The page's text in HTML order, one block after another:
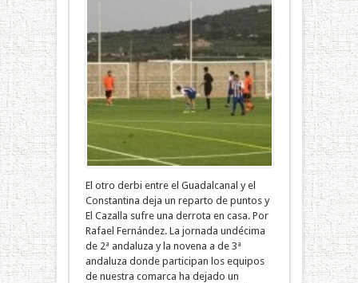
El otro derbi entre el Guadalcanal y el
Constantina deja un reparto de puntos y
El Cazalla sufre una derrota en casa. Por
Rafael Fernández. La jornada undécima
de 2ª andaluza y la novena a de 3ª
andaluza donde participan los equipos
de nuestra comarca ha dejado un